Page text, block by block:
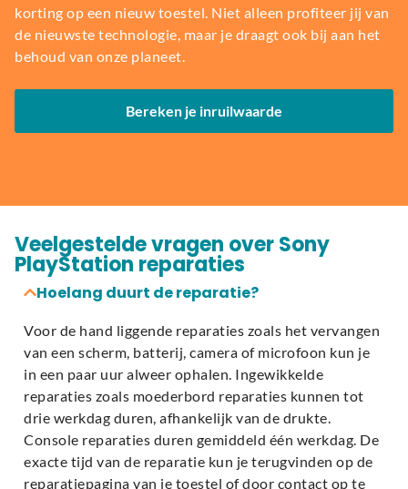
korting op een nieuw toestel. Niet alleen profiteer jij van
de nieuwste technologie, maar je draagt ook bij aan het
behoud van onze planeet.
Bereken je inruilwaarde
Veelgestelde vragen over Sony
PlayStation reparaties
Hoelang duurt de reparatie?
Voor de hand liggende reparaties zoals het vervangen
van een scherm, batterij, camera of microfoon kun je
in een paar uur alweer ophalen. Ingewikkelde
reparaties zoals moederbord reparaties kunnen tot
drie werkdag duren, afhankelijk van de drukte.
Console reparaties duren gemiddeld één werkdag. De
exacte tijd van de reparatie kun je terugvinden op de
reparatiepagina van je toestel of door contact op te